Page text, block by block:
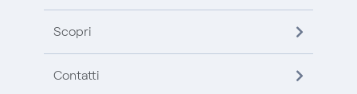
Scopri
Contatti